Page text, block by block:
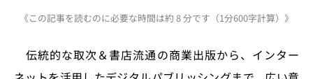
st
o
e
s
c
e
re
a
e e
n
《この記事を読むのに必要な時間は約 8 分です（1分600字計算）》
伝統的な取次＆書店流通の商業出版から、インター